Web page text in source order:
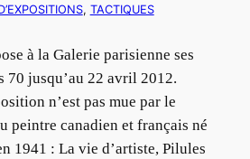
, TACTIQUES
à la Galerie parisienne ses
70 jusqu’au 22 avril 2012.
n’est pas mue par le
peintre canadien et français né
1941 : La vie d’artiste, Pilules